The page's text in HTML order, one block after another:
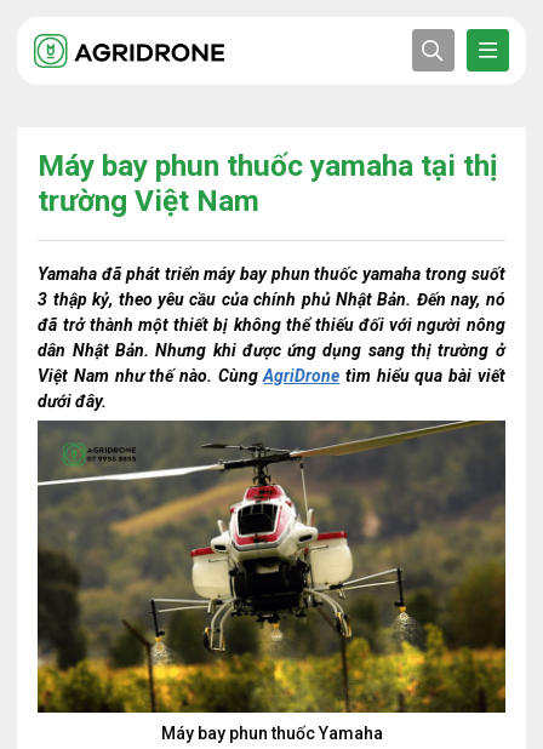
Máy bay phun thuốc yamaha tại thị
trường Việt Nam
Yamaha đã phát triển máy bay phun thuốc yamaha trong suốt
3 thập kỷ, theo yêu cầu của chính phủ Nhật Bản. Đến nay, nó
đã trở thành một thiết bị không thể thiếu đối với người nông
dân Nhật Bản. Nhưng khi được ứng dụng sang thị trường ở
Việt Nam như thế nào. CùngAgriDrone tìm hiểu qua bài viết
dưới đây.
Máy bay phun thuốc Yamaha